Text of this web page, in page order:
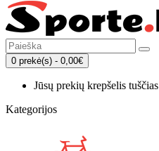
0 prekė(s) - 0,00€
Jūsų prekių krepšelis tuščias
Kategorijos